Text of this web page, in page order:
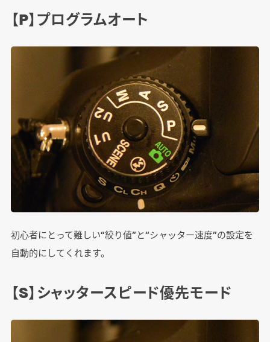
【P】プログラムオート
初心者にとって難しい“絞り値”と“シャッター速度”の設定を
自動的にしてくれます。
【S】シャッタースピード優先モード